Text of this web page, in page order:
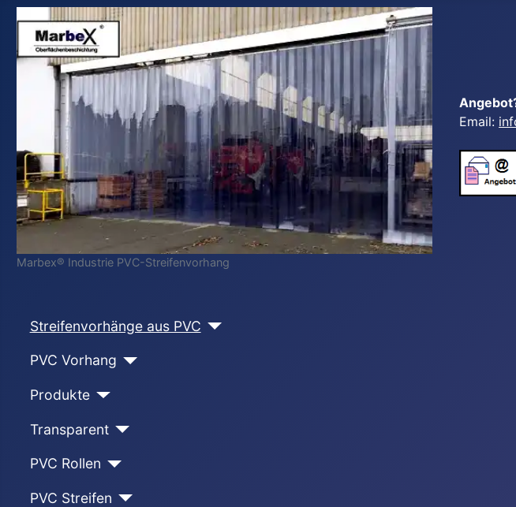
Marbex® Industrie PVC-Streifenvorhang
Email:
Streifenvorhänge aus PVC
PVC Vorhang
Produkte
Transparent
PVC Rollen
PVC Streifen